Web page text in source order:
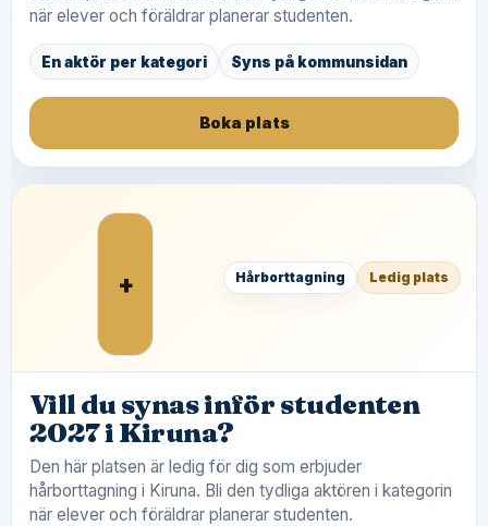
när elever och föräldrar planerar studenten.
En aktör per kategori Syns på kommunsidan
Boka plats
+ Hårborttagning Ledig plats
Vill du synas inför studenten
2027 i Kiruna?
Den här platsen är ledig för dig som erbjuder
hårborttagning i Kiruna. Bli den tydliga aktören i kategorin
när elever och föräldrar planerar studenten.